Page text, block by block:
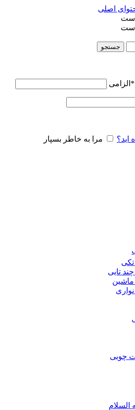
اصلی
است
است
جستجو
* الزامی
اید؟ مرا به خاطر بسپار
تکی
تایی
ماشین
چوبی
السلام